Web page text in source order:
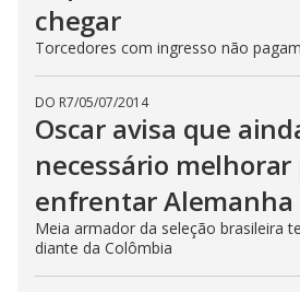
chegar
Torcedores com ingresso não
DO R7/05/07/2014
Oscar avisa que
necessário melhorar
enfrentar Alemanha
Meia armador da seleção brasileira
diante da Colômbia